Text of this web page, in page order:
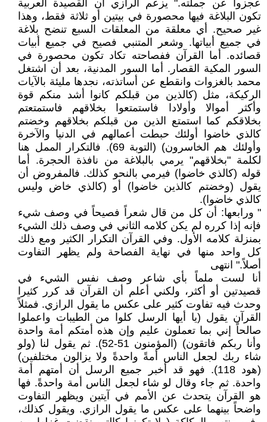
عجزوا عن جملته." يزعم الرازي أن القصيدة العربية
تكون البلاغة فيها محصورة في بيتين أو ثلاثة فقط، وهذا
غير صحيح. أي معلقة من المعلقات السبع تنضح بلاغة
في جميع أبياتها. وشعر المتنبي فصيح في جميع أبيات
قصائده. أما القرآن ففصاحته تكاد تكون محصورة في
السور المكية القصار. أما السور المدنية، بعد أن اشتغل
محمد بالغزوات وانقطع عن أساتذته، نجدها مليئة بالآيات
الركيكة، مثل (كالذين من قبلكم كانوا أشد منكم قوة
وأكثر أموالا وأولادا فاستمتعوا بخلاقهم فاستمتعتم
بخلاقكم كما استمتع الذين من قبلكم بخلاقهم وخضتم
كالذي خاضوا أولئك حبطت أعمالهم في الدنيا والآخرة
وأولئك هم الخاسرون) (التوبة 69). فالتكرار الممل هنا
لكلمة "بخلاقهم" يرمي بالبلاغة من نافذة الحجرة. أما
قوله (كالذي خاضوا) فيرمي بالنحو كذلك. فالمفروض أن
يقول (وخضتم كالذين خاضوا) أو (كالذي خاض وليس
كالذي خاضوا).
" ورابعها: أن كل من قال شعراً فصيحاً في وصف شيء
فإنه إذا كرره لم يكن كلامه الثاني في وصف ذلك الشيء
بمنزلة كلامه الأول. وفي القرآن التكرار الكثير ومع ذلك
كل واحد منها في نهاية الفصاحة ولم يظهر التفاوت
أصلاً." انتهى
أنا لست ملماً بأي شاعر وصف نفس الشيء في
قصيدتين أو أكثر، ولكني أعلم أن القرآن قد كرر كثيرا
وحدث فيه تفاوت كثير على عكس ما يقول الرازي. فمثلاً
القرآن يقول (يا أيها الرسل كلوا من الطيبات واعملوا
صالحاً إني بما تعملون عليم وإن هذه أمتكم أمة واحدة
وأنا ربكم فاتقون) (المؤمنون 51-52). ثم يقول لنا (ولو
شاء ربك لجعل الناس أمةً واحدةً ولا يزالون مختلفين)
(هود 118). فهو قد أخبر جميع الرسل أن أمتهم أمة
واحدة. ثم جاء وقال لو شاء لجعل الناس أمة واحدةً. فها
هو القرآن يتحدث عن الأمم في آيتين ويظهر التفاوت
واضحاً بينهما على عكس ما يقول الرازي. ويقول كذلك،